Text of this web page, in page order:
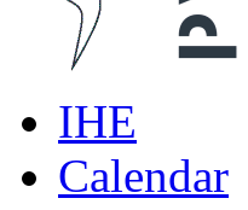
IHE
Calendar